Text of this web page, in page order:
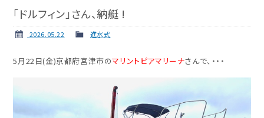
「ドルフィン」さん、納艇 !
2026.05.22 進水式
5月22日(金)京都府宮津市のマリントピアマリーナさんで、・・・